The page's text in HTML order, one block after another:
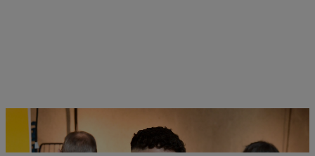
Der Auszubildende Sina Hasani hilft in der Vesperkirche bei der
Ausgabe des Mittagessens. | Foto: KD Busch